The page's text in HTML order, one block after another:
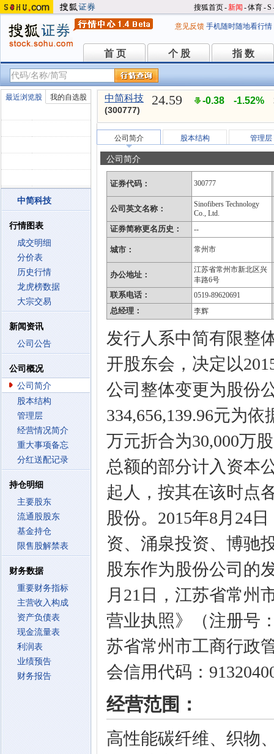
搜狐首页-新闻 -体育-S
意见反馈 手机随时随地看行情
首 页
首 页 个 股
个 股 指 数
指 数
最近浏览股 我的自选股
中简科技
行情图表
成交明细
分价表
历史行情
龙虎榜数据
大宗交易
新闻资讯
公司公告
公司概况
公司简介
股本结构
管理层
经营情况简介
重大事项备忘
分红送配记录
持仓明细
主要股东
流通股股东
基金持仓
限售股解禁表
财务数据
重要财务指标
主营收入构成
资产负债表
现金流量表
利润表
业绩预告
财务报告
中简科技
(300777)
24.59 -0.38 -1.52%
公司简介 股本结构 管理层
公司简介
证券代码： 300777
公司英文名称：
Sinofibers Technology
Co., Ltd.
证券简称更名历史： --
城市： 常州市
办公地址：
江苏省常州市新北区兴
丰路6号
联系电话： 0519-89620691
总经理： 李辉
发行人系中简有限整
开股东会，决定以
公司整体变更为股份
334,656,139.96元为
万元折合为30,000万
总额的部分计入资本
起人，按其在该时点
股份。2015年8月24
资、涌泉投资、博驰
股东作为股份公司的
月21日，江苏省常州
营业执照》（注册号
苏省常州市工商行政
会信用代码：
经营范围：
高性能碳纤维、织物